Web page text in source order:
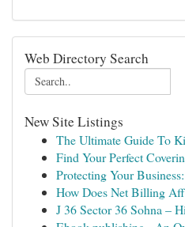
Web Directory Search
New Site Listings
The Ultimate Guide To
Find Your Perfect
Protecting Your
How Does Net Billing
J 36 Sector 36 Sohna –